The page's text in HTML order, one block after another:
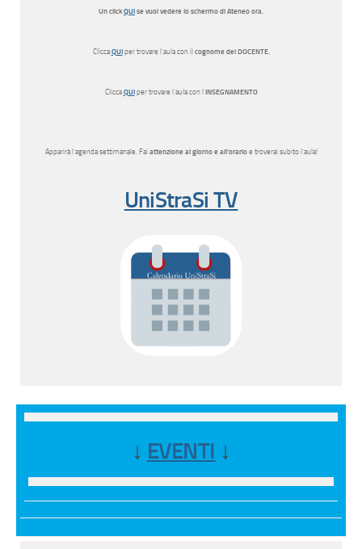
Un click QUI se vuoi vedere lo schermo di Ateneo ora.
CliccaQUI per trovare l’aula con il cognome del DOCENTE.
CliccaQUI per trovare l’aula con l’INSEGNAMENTO
Apparirà l’agenda settimanale. Fai attenzione al giorno e all’orarioe troverai subito l’aula!
UniStraSi TV
↓ EVENTI ↓